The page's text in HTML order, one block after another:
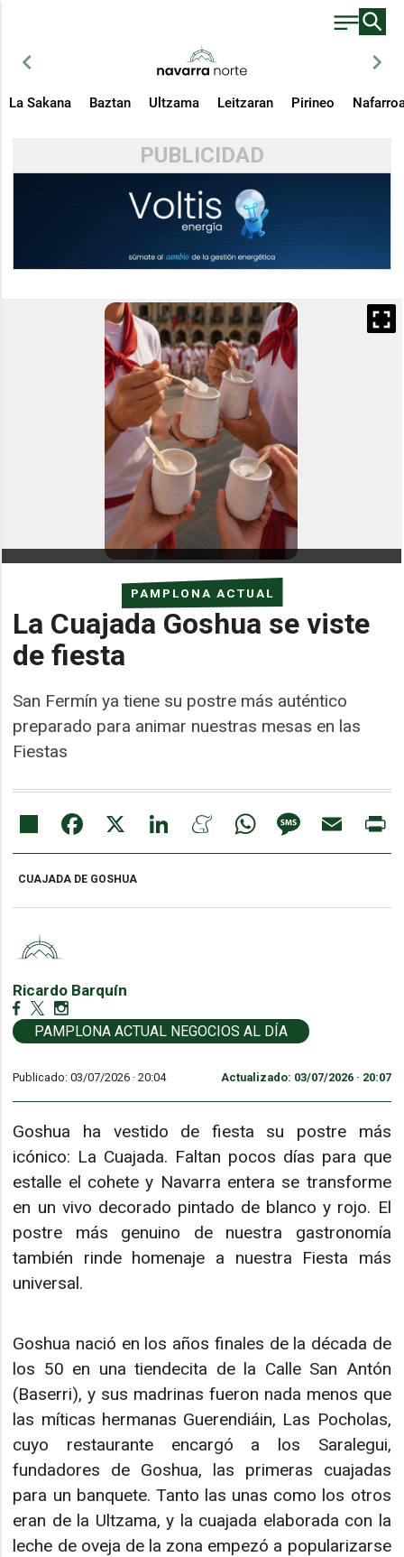
chevron_left chevron_right
La Sakana Baztan Ultzama Leitzaran Pirineo
PUBLICIDAD
PAMPLONA ACTUAL
La Cuajada Goshua se viste
de fiesta
San Fermín ya tiene su postre más auténtico
preparado para animar nuestras mesas en las
Fiestas
Share Facebook LinkedIn MeneameWhatsAppMessageEmail
CUAJADA DE GOSHUA
Ricardo Barquín
PAMPLONA ACTUAL NEGOCIOS AL DÍA
Publicado: 03/07/2026 ·20:04 Actualizado: 03/07/2026 · 20:07
Goshua ha vestido de fiesta su postre más
icónico: La Cuajada. Faltan pocos días para que
estalle el cohete y Navarra entera se transforme
en un vivo decorado pintado de blanco y rojo. El
postre más genuino de nuestra gastronomía
también rinde homenaje a nuestra Fiesta más
universal.
Goshua nació en los años finales de la década de
los 50 en una tiendecita de la Calle San Antón
(Baserri), y sus madrinas fueron nada menos que
las míticas hermanas Guerendiáin, Las Pocholas,
cuyo restaurante encargó a los Saralegui,
fundadores de Goshua, las primeras cuajadas
para un banquete. Tanto las unas como los otros
eran de la Ultzama, y la cuajada elaborada con la
leche de oveja de la zona empezó a popularizarse